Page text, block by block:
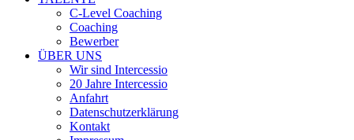
C-Level Coaching
Coaching
Bewerber
ÜBER UNS
Wir sind Intercessio
20 Jahre Intercessio
Anfahrt
Datenschutzerklärung
Kontakt